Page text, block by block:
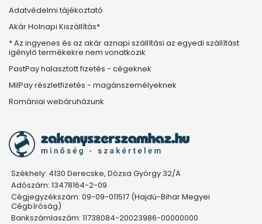
Adatvédelmi tájékoztató
Akár Holnapi Kiszállítás*
* Az ingyenes és az akár aznapi szállítási az egyedi szállítást
igénylő termékekre nem vonatkozik
PastPay halasztott fizetés - cégeknek
MilPay részletfizetés - magánszemélyeknek
Romániai webáruházunk
Székhely: 4130 Derecske, Dózsa György 32/A
Adószám: 13478164-2-09
Cégjegyzékszám: 09-09-011517 (Hajdú-Bihar Megyei
Cégbíróság)
Bankszámlaszám: 11738084-20023986-00000000